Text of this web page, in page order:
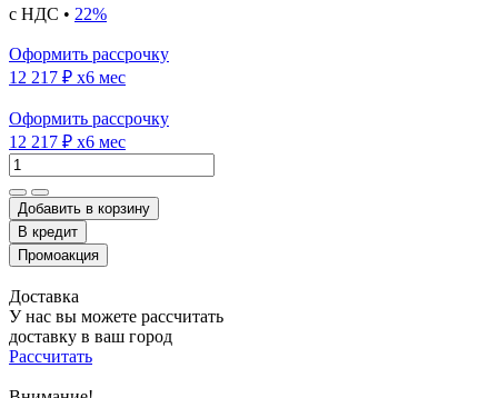
с НДС • 22%
Оформить рассрочку
12 217 ₽ x6 мес
Оформить рассрочку
12 217 ₽ x6 мес
Добавить в корзину
Доставка
У нас вы можете рассчитать
доставку в ваш город
Рассчитать